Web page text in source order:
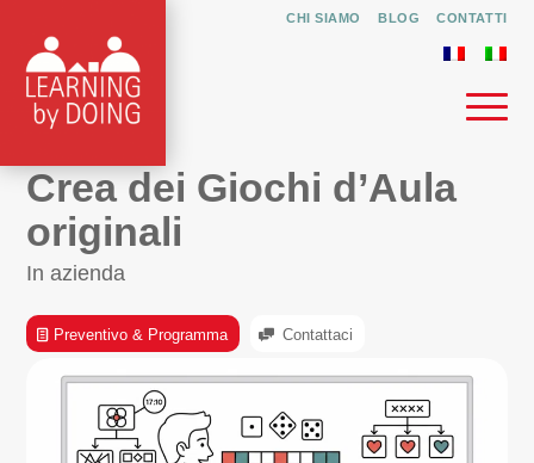
CHI SIAMO BLOG CONTATTI
Crea dei Giochi d’Aula
originali
In azienda
Preventivo & Programma Contattaci